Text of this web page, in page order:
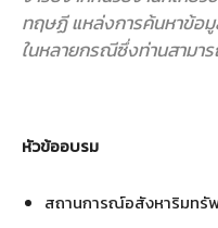
ทฤษฏี แหล่งการค้นหาข้อ
ในหลายกรณีซึ่งท่านสามา
หัวข้ออบรม
สถานการณ์อสังหาริมทรั